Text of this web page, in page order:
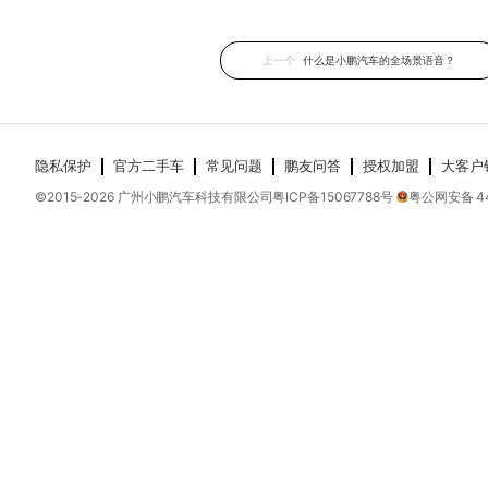
上一个 什么是小鹏汽车的全场景语音？
隐私保护 官方二手车 常见问题 鹏友问答 授权加盟 大客户
©2015-2026广州小鹏汽车科技有限公司粤ICP备15067788号 粤公网安备